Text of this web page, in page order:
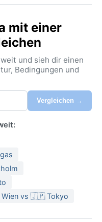
mit einer
und sieh dir einen
Bedingungen und
Vergleichen →
vs 🇯🇵 Tokyo